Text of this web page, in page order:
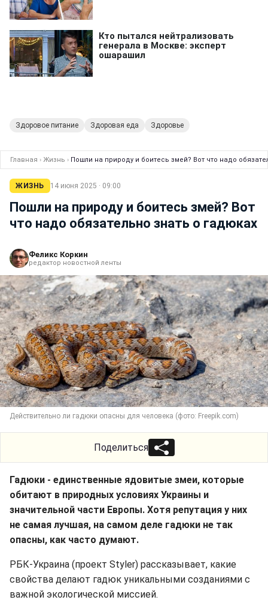
Здоровое питание Здоровая еда Здоровье
Главная › Жизнь › Пошли на природу и боитесь змей? Вот что надо
ЖИЗНЬ 14 июня 2025 · 09:00
Пошли на природу и боитесь змей? Вот
что надо обязательно знать о гадюках
Феликс Коркин
редактор новостной ленты
Действительно ли гадюки опасны для человека (фото: Freepik.com)
Поделиться
Гадюки - единственные ядовитые змеи, которые
обитают в природных условиях Украины и
значительной части Европы. Хотя репутация у них
не самая лучшая, на самом деле гадюки не так
опасны, как часто думают.
РБК-Украина (проект Styler) рассказывает, какие
свойства делают гадюк уникальными созданиями с
важной экологической миссией.